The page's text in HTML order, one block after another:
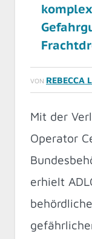
VON REBECCA
Mit der
Operator
erhielt